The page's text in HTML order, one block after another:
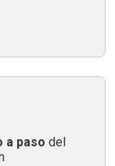
a paso del